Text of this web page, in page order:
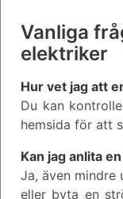
Vanliga
elektriker
Hur vet jag att
Du kan
hemsida för att
Kan jag anlita
Ja, även
eller byta en